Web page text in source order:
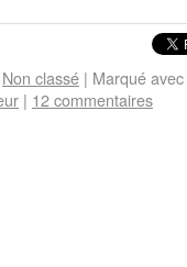
Non classé | Marqué avec
| 12 commentaires